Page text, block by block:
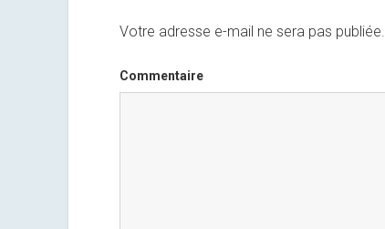
Votre adresse e-mail ne sera pas publiée.
Commentaire